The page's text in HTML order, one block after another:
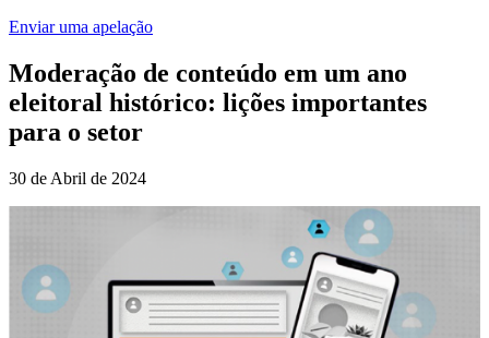
Enviar uma apelação
Moderação de conteúdo em um ano
eleitoral histórico: lições importantes
para o setor
30 de Abril de 2024